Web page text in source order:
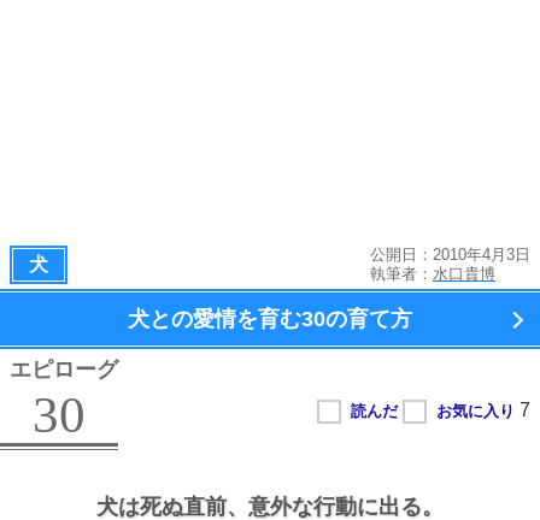
犬
公開日：2010年4月3日
執筆者： 水口貴博
犬との愛情を育む30の育て方
エピローグ
30
犬は死ぬ直前、 意外な行動に出る。